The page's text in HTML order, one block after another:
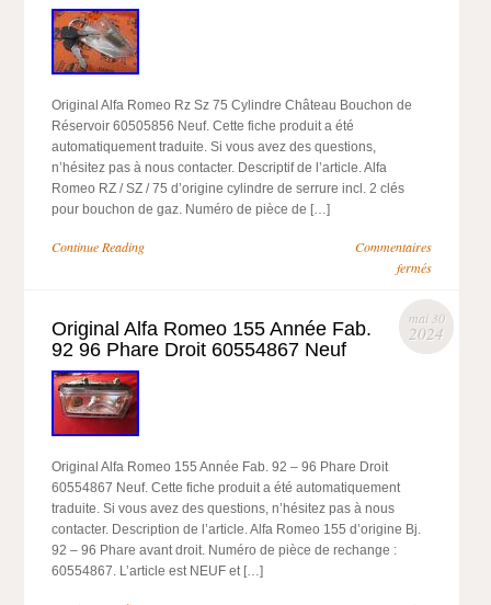
Original Alfa Romeo Rz Sz 75 Cylindre Château Bouchon de
Réservoir 60505856 Neuf. Cette fiche produit a été
automatiquement traduite. Si vous avez des questions,
n’hésitez pas à nous contacter. Descriptif de l’article. Alfa
Romeo RZ / SZ / 75 d’origine cylindre de serrure incl. 2 clés
pour bouchon de gaz. Numéro de pièce de […]
Continue Reading
Commentaires
fermés
mai 30
2024
Original Alfa Romeo 155 Année Fab.
92 96 Phare Droit 60554867 Neuf
Original Alfa Romeo 155 Année Fab. 92 – 96 Phare Droit
60554867 Neuf. Cette fiche produit a été automatiquement
traduite. Si vous avez des questions, n’hésitez pas à nous
contacter. Description de l’article. Alfa Romeo 155 d’origine Bj.
92 – 96 Phare avant droit. Numéro de pièce de rechange :
60554867. L’article est NEUF et […]